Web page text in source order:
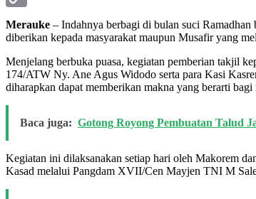
Link
Merauke – Indahnya berbagi di bulan suci
diberikan kepada masyarakat maupun Musafir yang
Menjelang berbuka puasa, kegiatan pemberian takjil
174/ATW Ny. Ane Agus Widodo serta para Kasi
diharapkan dapat memberikan makna yang berarti bagi
Baca juga: Gotong Royong Pembuatan Talud
Kegiatan ini dilaksanakan setiap hari oleh Makorem
Kasad melalui Pangdam XVII/Cen Mayjen TNI M